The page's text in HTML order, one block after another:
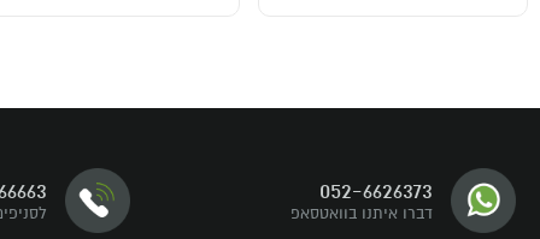
עקבו אחרינו
052-6626373
דברו איתנו בוואטסאפ